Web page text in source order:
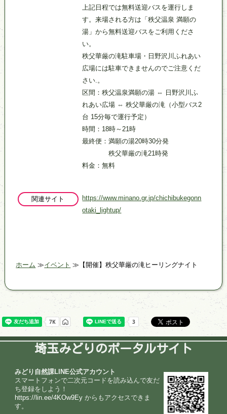
上記日程では無料送迎バスを運行しま
す。来場される方は「秩父温泉 満願の
湯」から無料送迎バスをご利用くださ
い。
秩父華厳の滝駐車場・日野沢川ふれあい
広場には駐車できませんのでご注意くだ
さい.。
区間：秩父温泉満願の湯 ⇔ 日野沢川ふ
れあい広場 ⇔ 秩父華厳の滝（小型バス2
台 15分毎で運行予定）
時間：18時～21時
最終便：満願の湯20時30分発
秩父華厳の滝21時発
料金：無料
関連サイト
https://www.minano.gr.jp/chichibukegonn
otaki_lightup/
ホーム イベント 【開催】秩父華厳の滝ヒーリングナイト
埼玉みどりのポータルサイト
みどり自然課LINE公式アカウント
スマートフォンで二次元コードを読み込んで友だ
ち登録をしよう！
https://lin.ee/4KOw9Ey からもアクセスできま
す。